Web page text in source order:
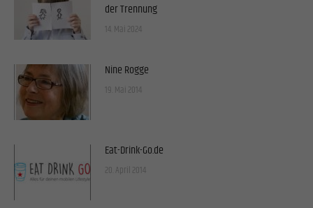
der Trennung
14. Mai 2024
Nine Rogge
19. Mai 2014
Eat-Drink-Go.de
20. April 2014